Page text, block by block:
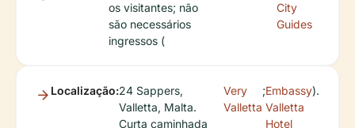
os visitantes; não
são necessários
ingressos (
City
Guides
Localização:24 Sappers,
Valletta, Malta.
Curta caminhada
Very
Valletta
;Embassy
Valletta
Hotel
).